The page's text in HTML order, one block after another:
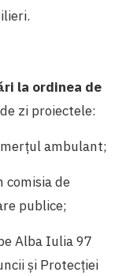
la ordinea de
zi proiectele:
ambulant;
comisia de
publice;
Alba Iulia 97
și Protecției